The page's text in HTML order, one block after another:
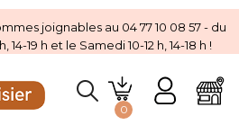
joignables au 04 77 10 08 57 - du
14-19 h et le Samedi 10-12 h, 14-18 h !
0